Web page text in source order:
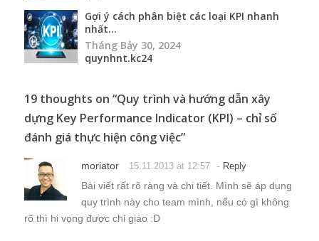
Gợi ý cách phân biệt các loại KPI nhanh
nhất...
Tháng Bảy 30, 2024
quynhnt.kc24
19 thoughts on “Quy trình và hướng dẫn xây
dựng Key Performance Indicator (KPI) – chỉ số
đánh giá thực hiện công việc”
moriator 15.11.2013 at 12:57 - Reply
Bài viết rất rõ ràng và chi tiết. Mình sẽ áp dụng
quy trình này cho team mình, nếu có gì không
rõ thì hi vọng được chỉ giáo :D